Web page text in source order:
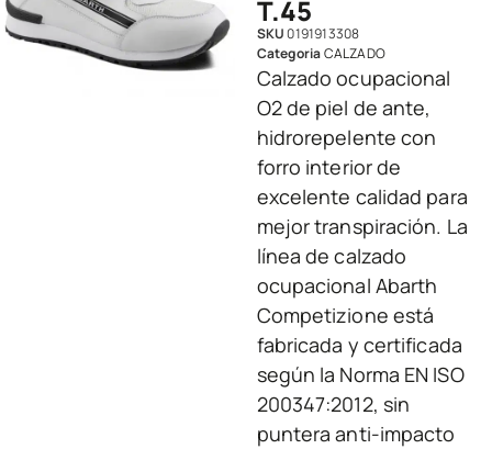
T.45
SKU0191913308
CategoriaCALZADO
Calzado ocupacional
O2 de piel de ante,
hidrorepelente con
forro interior de
excelente calidad para
mejor transpiración. La
línea de calzado
ocupacional Abarth
Competizione está
fabricada y certificada
según la Norma EN ISO
200347:2012, sin
puntera anti-impacto